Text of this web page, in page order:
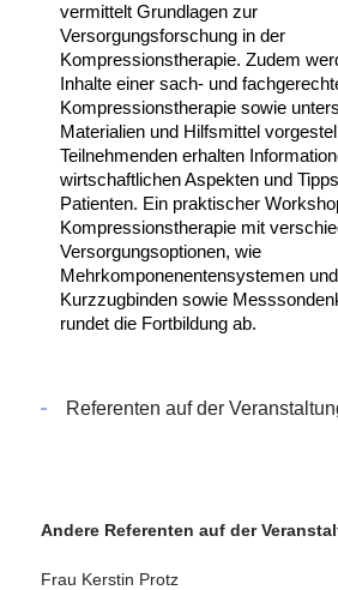
vermittelt Grundlagen zur
Versorgungsforschung in der
Kompressionstherapie. Zudem
Inhalte einer sach- und
Kompressionstherapie sowie
Materialien und Hilfsmittel
Teilnehmenden erhalten
wirtschaftlichen Aspekten und
Patienten. Ein praktischer
Kompressionstherapie mit
Versorgungsoptionen, wie
Mehrkomponenentensystemen und
Kurzzugbinden sowie
rundet die Fortbildung ab.
Referenten auf der
Andere Referenten auf der
Frau Kerstin Protz